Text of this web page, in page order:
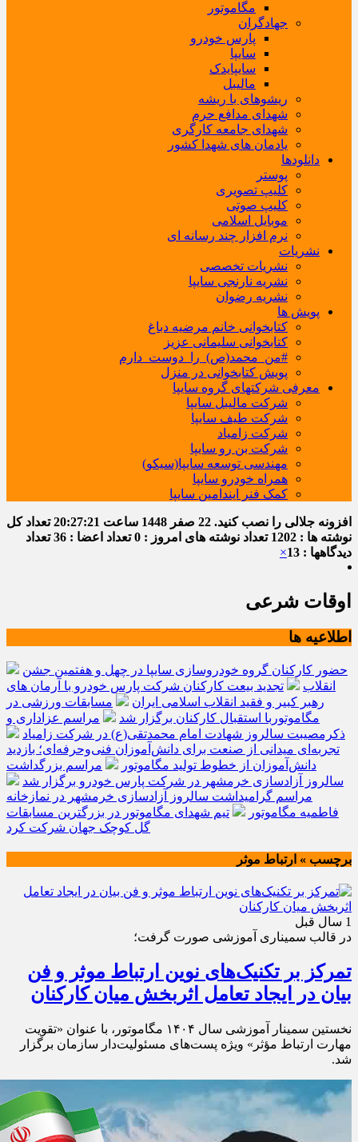
مگاموتور
جهادگران
پارس خودرو
سایپا
سایپایدک
مالیبل
ریشوهای با ریشه
شهدای مدافع حرم
شهدای جامعه کارگری
یادمان های شهدا کشور
دانلودها
پوستر
کلیپ تصویری
کلیپ صوتی
موبایل اسلامی
نرم افزار چند رسانه ای
نشریات
نشریات تخصصی
نشریه نارنجی سایپا
نشریه رضوان
پویش ها
کتابخوانی خانم مرضیه دباغ
کتابخوانی سلیمانی عزیز
#من_محمد(ص)_را_دوست_دارم
پویش کتابخوانی در منزل
معرفی شرکتهای گروه سایپا
شرکت مالیبل سایپا
شرکت طیف سایپا
شرکت زامیاد
شرکت بن رو سایپا
مهندسی توسعه سایپا(سیکو)
همراه خودرو سایپا
کمک فنر ایندامین سایپا
افزونه جلالی را نصب کنید. 22 صفر 1448 ساعت 20:27:22تعداد کل
نوشته ها : 1202
تعداد نوشته های امروز : 0 تعداد اعضا : 36
تعداد
دیدگاهها : 13
×
اوقات شرعی
اطلاعیه ها
حضور کارکنان گروه خودروسازی سایپا در چهل و هفتمین جشن
انقلاب
تجدید بیعت کارکنان شرکت پارس خودرو با آرمان های
رهبر کبیر و فقید انقلاب اسلامی ایران
مسابقات ورزشی در
مگاموتوربا استقبال کارکنان برگزار شد
مراسم عزاداری و
ذکرمصیبت سالروز شهادت امام محمدتقی(ع) در شرکت زامیاد
تجربه‌ای میدانی از صنعت برای دانش‌آموزان فنی‌وحرفه‌ای؛ بازدید
دانش‌آموزان از خطوط تولید مگاموتور
مراسم بزرگداشت
سالروز آزادسازی خرمشهر در شرکت پارس خودرو برگزار شد
مراسم گرامیداشت سالروز آزادسازی خرمشهر در نمازخانه
فاطمیه مگاموتور
تیم شهدای مگاموتور در بزرگترین مسابقات
گل کوچک جهان شرکت کرد
برچسب » ارتباط موثر
1 سال قبل
در قالب سمیناری آموزشی صورت گرفت؛
تمرکز بر تکنیک‌های نوین ارتباط موثر و فن
بیان در ایجاد تعامل اثربخش میان کارکنان
نخستین سمینار آموزشی سال ۱۴۰۴ مگاموتور، با عنوان «تقویت
مهارت ارتباط مؤثر» ویژه پست‌های مسئولیت‌دار سازمان برگزار
شد.